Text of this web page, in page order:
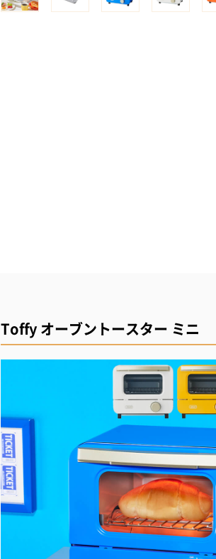
Toffy オーブントースター ミニ